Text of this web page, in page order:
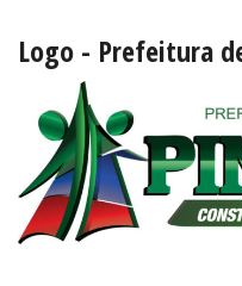
Logo - Prefeitura